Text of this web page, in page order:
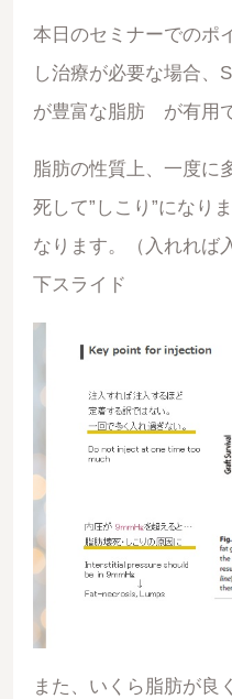
本日のセミナーでのポ
し治療が必要な場合、
が豊富な脂肪 が有用
脂肪の性質上、一度に
死して”しこり”になり
なります。（入れれば
下スライド
また、いくら脂肪が良